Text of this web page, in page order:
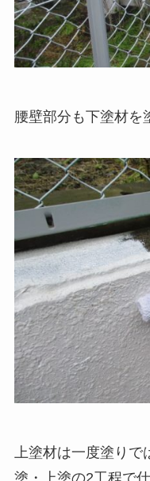
腰壁部分も下塗材を
上塗材は一度塗りで